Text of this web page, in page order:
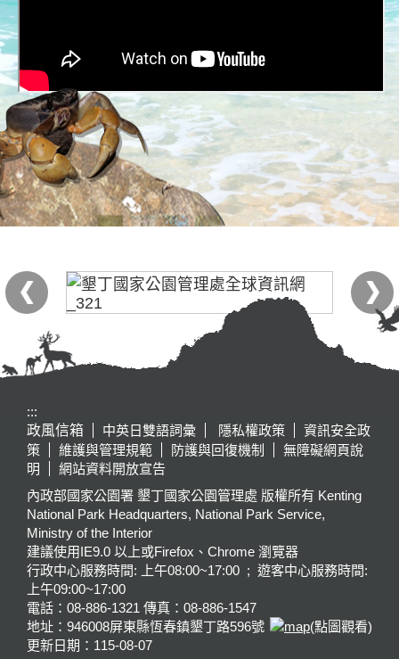
:::
政風信箱
中英日雙語詞彙 隱私權政策
資訊安全政
策
維護與管理規範 防護與回復機制
無障礙網頁說
明
網站資料開放宣告
內政部國家公園署 墾丁國家公園管理處 版權所有 Kenting
National Park Headquarters, National Park Service,
Ministry of the Interior
建議使用IE9.0 以上或Firefox、Chrome 瀏覽器
行政中心服務時間: 上午08:00~17:00 ; 遊客中心服務時間:
上午09:00~17:00
電話：08-886-1321 傳真：08-886-1547
地址：946008屏東縣恆春鎮墾丁路596號
(點圖觀看)
更新日期： 115-08-07